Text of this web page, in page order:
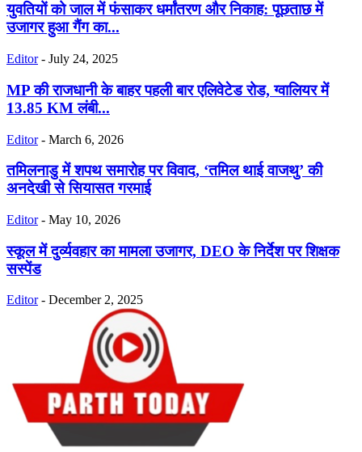
युवतियों को जाल में फंसाकर धर्मांतरण और निकाह: पूछताछ में
उजागर हुआ गैंग का...
Editor - July 24, 2025
MP की राजधानी के बाहर पहली बार एलिवेटेड रोड, ग्वालियर में
13.85 KM लंबी...
Editor - March 6, 2026
तमिलनाडु में शपथ समारोह पर विवाद, ‘तमिल थाई वाजथु’ की
अनदेखी से सियासत गरमाई
Editor - May 10, 2026
स्कूल में दुर्व्यवहार का मामला उजागर, DEO के निर्देश पर शिक्षक
सस्पेंड
Editor - December 2, 2025